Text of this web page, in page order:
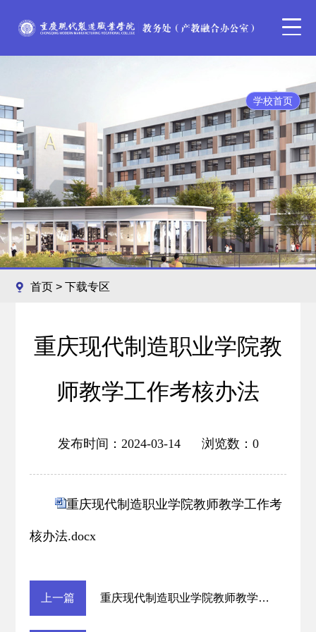
学校首页
首页>下载专区
重庆现代制造职业学院教
师教学工作考核办法
发布时间：2024-03-14 浏览数： 0
重庆现代制造职业学院教师教学工作考
核办法.docx
上一篇 重庆现代制造职业学院教师教学质量考核办法